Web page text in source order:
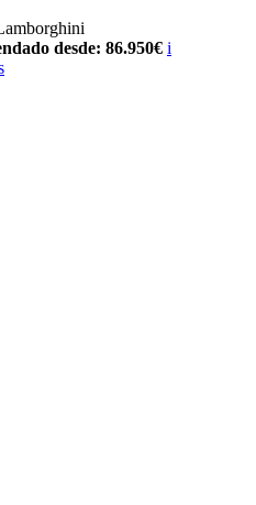
desde: 86.950€ i